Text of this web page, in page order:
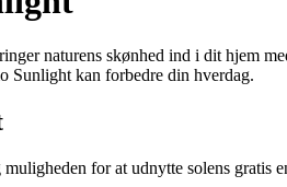
naturens skønhed ind i dit hjem
Sunlight kan forbedre din hverdag.
for at udnytte solens gratis